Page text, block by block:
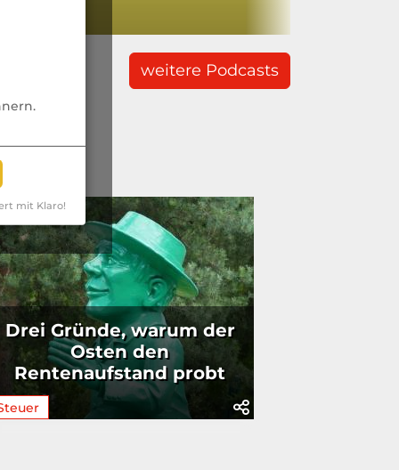
weitere Podcasts
Drei Gründe, warum der
Osten den
Rentenaufstand probt
mit Klaro!